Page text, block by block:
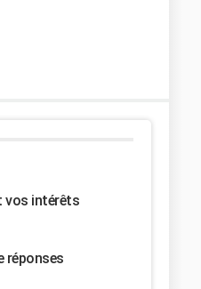
vos intérêts
réponses